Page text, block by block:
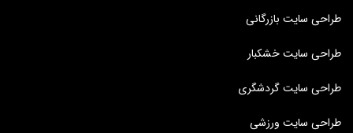
طراحی سایت بازرگانی
طراحی سایت خشکبار
طراحی سایت گردشگری
طراحی سایت ورزشی